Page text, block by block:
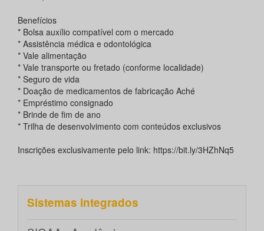
Benefícios
* Bolsa auxílio compatível com o mercado
* Assistência médica e odontológica
* Vale alimentação
* Vale transporte ou fretado (conforme localidade)
* Seguro de vida
* Doação de medicamentos de fabricação Aché
* Empréstimo consignado
* Brinde de fim de ano
* Trilha de desenvolvimento com conteúdos exclusivos
Inscrições exclusivamente pelo link: https://bit.ly/3HZhNq5
Sistemas integrados